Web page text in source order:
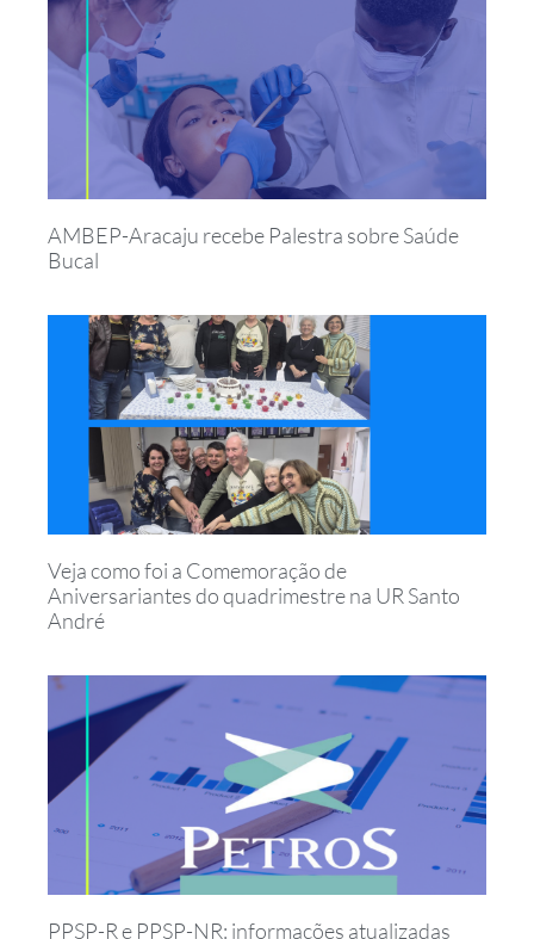
AMBEP-Aracaju recebe Palestra sobre Saúde
Bucal
Veja como foi a Comemoração de
Aniversariantes do quadrimestre na UR Santo
André
PPSP-R e PPSP-NR: informações atualizadas